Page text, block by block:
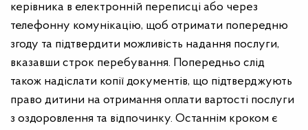
керівника в електронній переписці або через
телефонну комунікацію, щоб отримати попередню
згоду та підтвердити можливість надання послуги,
вказавши строк перебування. Попередньо слід
також надіслати копії документів, що підтверджують
право дитини на отримання оплати вартості послуги
з оздоровлення та відпочинку. Останнім кроком є